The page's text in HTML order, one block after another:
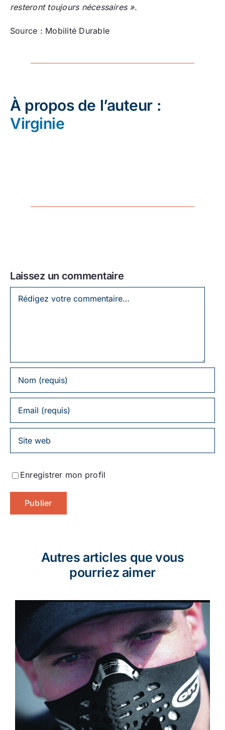
resteront toujours nécessaires ».
Source : Mobilité Durable
À propos de l’auteur :
Virginie
Laissez un commentaire
Laissez
Enregistrer mon profil
Autres articles que vous
pourriez aimer